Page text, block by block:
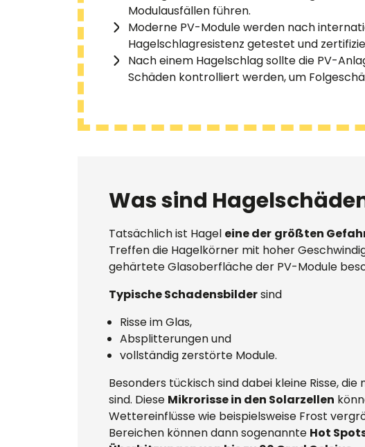
Modulausfällen führen.
Moderne PV-Module werden nach
Hagelschlagresistenz getestet und
Nach einem Hagelschlag sollte die PV-
Schäden kontrolliert werden, um
Was sind
Tatsächlich ist Hagel eine der größten
Treffen die Hagelkörner mit hoher
gehärtete Glasoberfläche der PV-Module
Typische Schadensbildersind
Risse im Glas,
Absplitterungen und
vollständig zerstörte Module.
Besonders tückisch sind dabei kleine Risse,
sind. Diese Mikrorisse in den Solarzellen
Wettereinflüsse wie beispielsweise Frost
Bereichen können dann sogenannte Hot